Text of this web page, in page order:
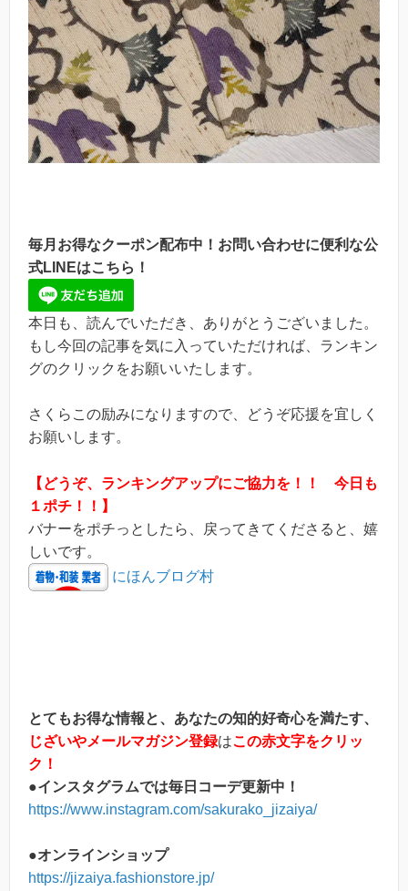
毎月お得なクーポン配布中！お問い合わせに便利な公
式LINEはこちら！
本日も、読んでいただき、ありがとうございました。
もし今回の記事を気に入っていただければ、ランキン
グのクリックをお願いいたします。
さくらこの励みになりますので、どうぞ応援を宜しく
お願いします。
【どうぞ、ランキングアップにご協力を！！ 今日も
１ポチ！！】
バナーをポチっとしたら、戻ってきてくださると、嬉
しいです。
にほんブログ村
とてもお得な情報と、あなたの知的好奇心を満たす、
じざいやメールマガジン登録はこの赤文字をクリッ
ク！
●インスタグラムでは毎日コーデ更新中！
https://www.instagram.com/sakurako_jizaiya/
●オンラインショップ
https://jizaiya.fashionstore.jp/